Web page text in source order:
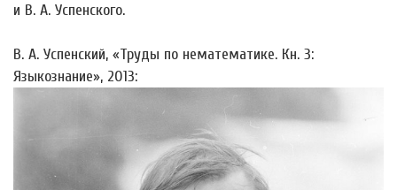
и В. А. Успенского.
В. А. Успенский, «Труды по нематематике. Кн. 3:
Языкознание», 2013: